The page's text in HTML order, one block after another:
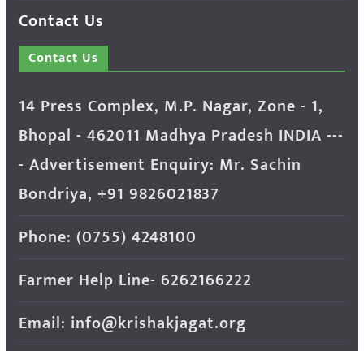
Contact Us
Contact Us
14 Press Complex, M.P. Nagar, Zone - 1,
Bhopal - 462011 Madhya Pradesh INDIA ---
- Advertisement Enquiry: Mr. Sachin
Bondriya, +91 9826021837
Phone: (0755) 4248100
Farmer Help Line- 6262166222
Email: info@krishakjagat.org